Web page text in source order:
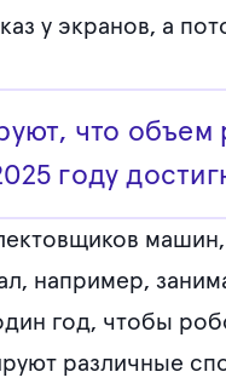
у экранов, а
что
году
например,
год, чтобы
различные